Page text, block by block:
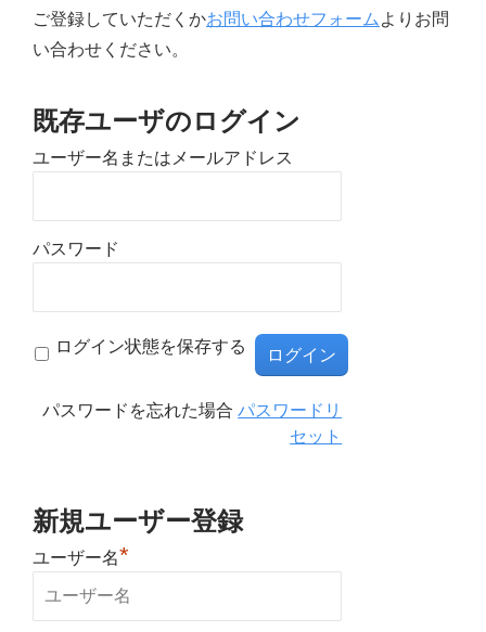
ご登録していただくかお問い合わせフォーム よりお問
い合わせください。
既存ユーザのログイン
ユーザー名またはメールアドレス
パスワード
ログイン状態を保存する
パスワードを忘れた場合パスワードリ
セット
新規ユーザー登録
ユーザー名*